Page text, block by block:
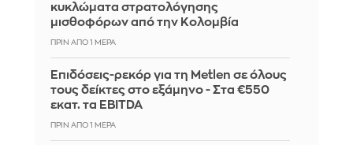
κυκλώματα στρατολόγησης
μισθοφόρων από την Κολομβία
ΠΡΙΝ ΑΠΌ 1 ΜΈΡΑ
Επιδόσεις-ρεκόρ για τη Metlen σε όλους
τους δείκτες στο εξάμηνο - Στα €550
εκατ. τα EBITDA
ΠΡΙΝ ΑΠΌ 1 ΜΈΡΑ